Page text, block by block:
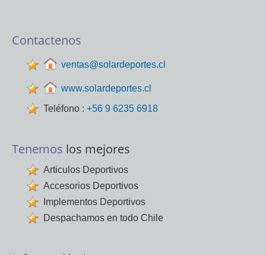
Contactenos
ventas@solardeportes.cl
www.solardeportes.cl
Teléfono : +56 9 6235 6918
Tenemos los mejores
Articulos Deportivos
Accesorios Deportivos
Implementos Deportivos
Despachamos en todo Chile